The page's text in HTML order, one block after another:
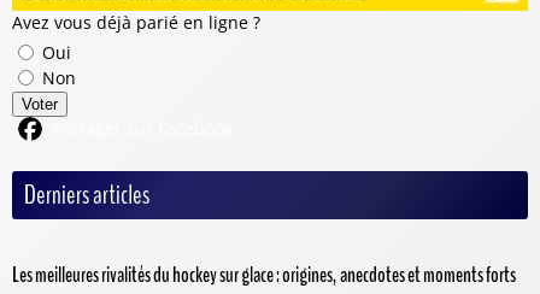
Avez vous déjà parié en ligne ?
Oui
Non
Voter
Derniers articles
Les meilleures rivalités du hockey sur glace : origines, anecdotes et moments forts